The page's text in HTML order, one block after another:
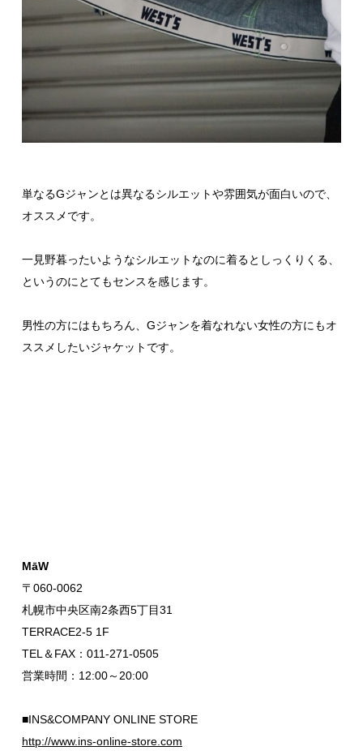
単なるGジャンとは異なるシルエットや雰囲気が面白いので、
オススメです。
一見野暮ったいようなシルエットなのに着るとしっくりくる、
というのにとてもセンスを感じます。
男性の方にはもちろん、Gジャンを着なれない女性の方にもオ
ススメしたいジャケットです。
MāW
〒060-0062
札幌市中央区南2条西5丁目31
TERRACE2-5 1F
TEL＆FAX：011-271-0505
営業時間：12:00～20:00
■INS&COMPANY ONLINE STORE
http://www.ins-online-store.com